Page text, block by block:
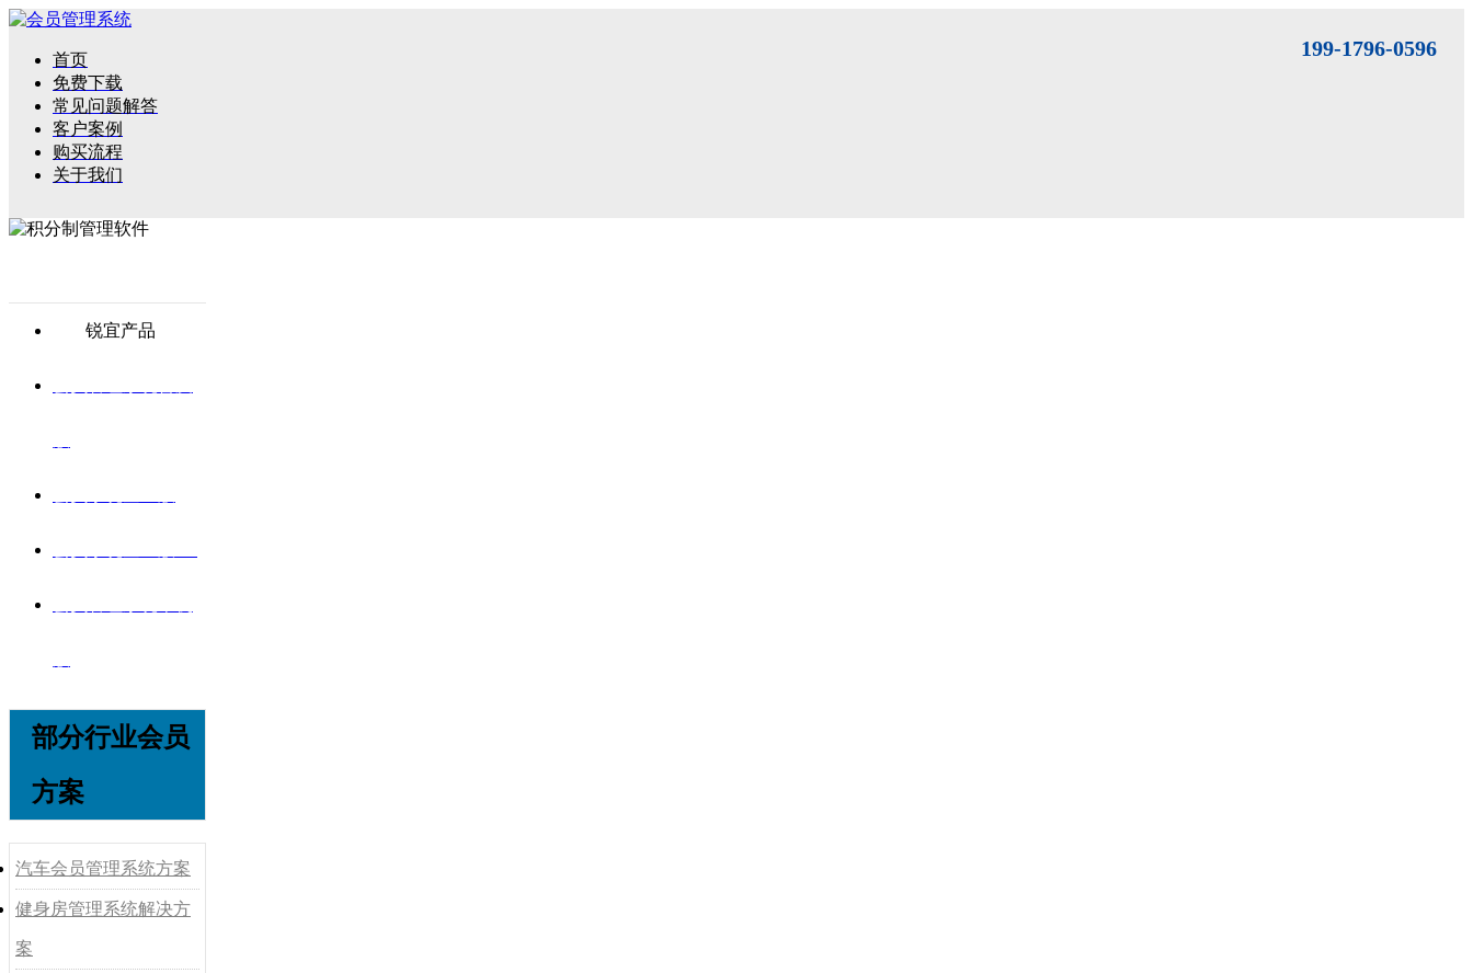
首页
免费下载
常见问题解答
客户案例
购买流程
关于我们
199-1796-0596
锐宜产品
部分行业会员
方案
汽车会员管理系统方案
健身房管理系统解决方
案